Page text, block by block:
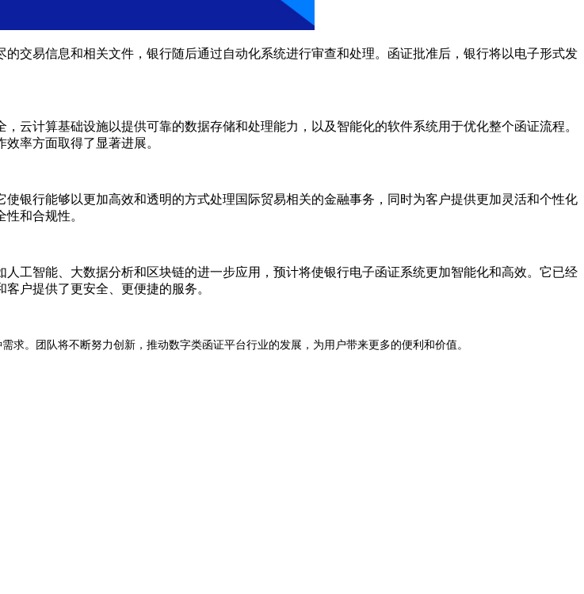
交易信息和相关文件，银行随后通过自动化系统进行审查和处理。函证批准后，银行将以电子形式发
云计算基础设施以提供可靠的数据存储和处理能力，以及智能化的软件系统用于优化整个函证流程。
率方面取得了显著进展。
银行能够以更加高效和透明的方式处理国际贸易相关的金融事务，同时为客户提供更加灵活和个性化
和合规性。
工智能、大数据分析和区块链的进一步应用，预计将使银行电子函证系统更加智能化和高效。它已经
户提供了更安全、更便捷的服务。
。团队将不断努力创新，推动数字类函证平台行业的发展，为用户带来更多的便利和价值。